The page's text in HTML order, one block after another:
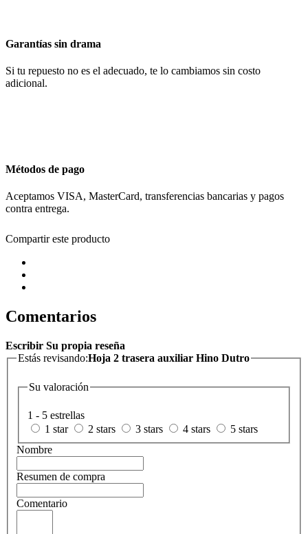
Garantías sin drama
Si tu repuesto no es el adecuado, te lo cambiamos sin costo
adicional.
Métodos de pago
Aceptamos VISA, MasterCard, transferencias bancarias y pagos
contra entrega.
Compartir este producto
Comentarios
Escribir Su propia reseña
Estás revisando:Hoja 2 trasera auxiliar Hino Dutro
Su valoración
1 - 5 estrellas
1 star
2 stars 3 stars 4 stars
5 stars
Nombre
Resumen de compra
Comentario